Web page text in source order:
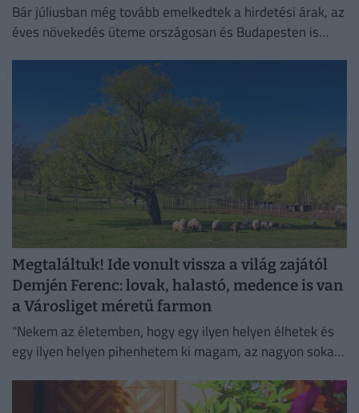
Bár júliusban még tovább emelkedtek a hirdetési árak, az
éves növekedés üteme országosan és Budapesten is
Megtaláltuk! Ide vonult vissza a világ zajától
Demjén Ferenc: lovak, halastó, medence is van
a Városliget méretű farmon
"Nekem az életemben, hogy egy ilyen helyen élhetek és
egy ilyen helyen pihenhetem ki magam, az nagyon sokat